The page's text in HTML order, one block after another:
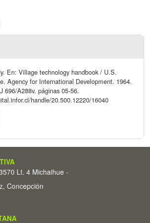
En: Village technology handbook / U.S.
Agency for International Development. 1964.
696/A288v. páginas 05-56.
handle/20.500.12220/16040
Lt. 4 Michaihue -
Concepción